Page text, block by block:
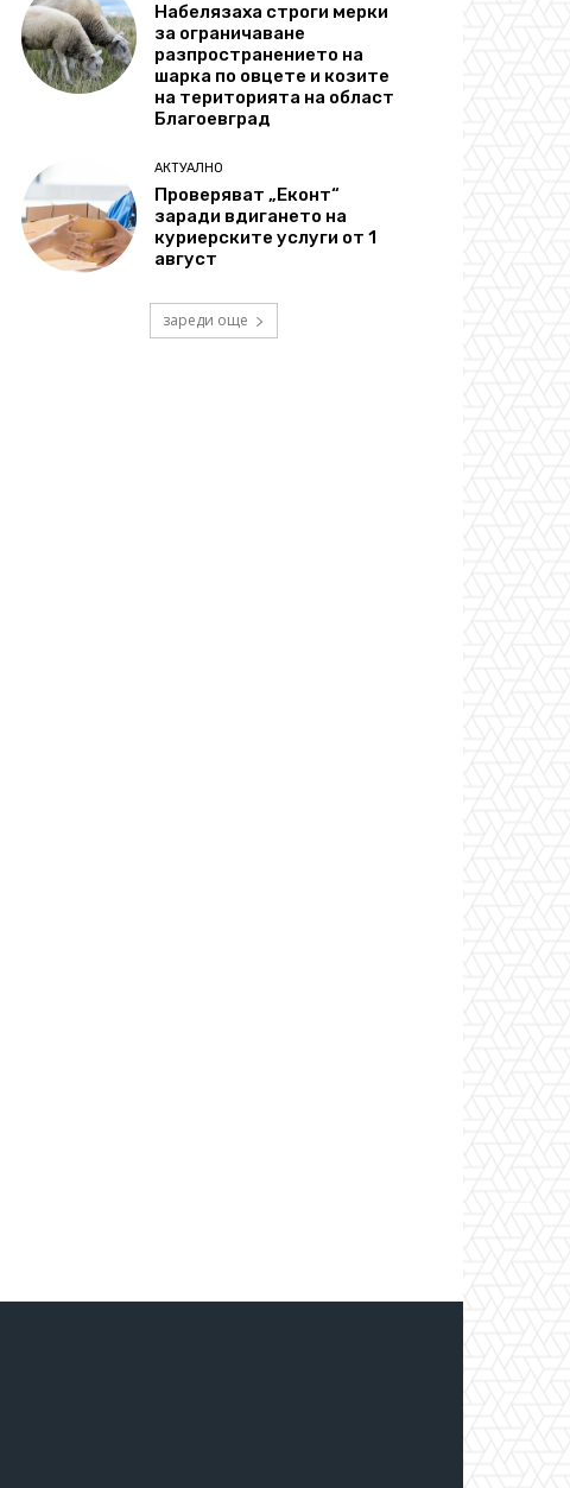
Набелязаха строги мерки
за ограничаване
разпространението на
шарка по овцете и козите
на територията на област
Благоевград
АКТУАЛНО
Проверяват „Еконт“
заради вдигането на
куриерските услуги от 1
август
зареди още